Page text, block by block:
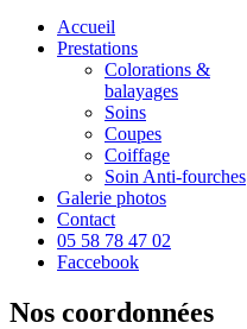
Accueil
Prestations
Colorations &
balayages
Soins
Coupes
Coiffage
Soin Anti-fourches
Galerie photos
Contact
05 58 78 47 02
Faccebook
Nos coordonnées